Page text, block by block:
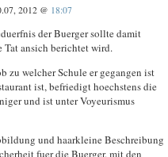
2012 @ 18:07
der Buerger sollte damit
Tat ansich berichtet wird.
zu welcher Schule er gegangen ist
ist, befriedigt hoechstens die
und ist unter Voyeurismus
und haarkleine Beschreibung
fuer die Buerger, mit den